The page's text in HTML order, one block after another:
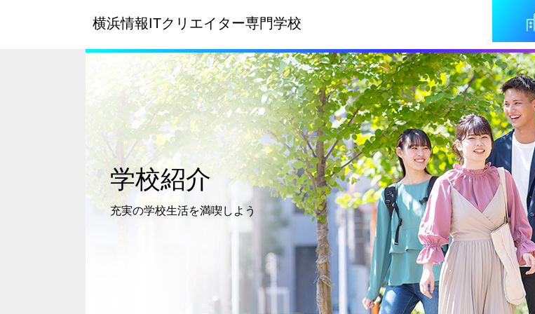
横浜情報ITクリエイター専門学校
学校紹介
充実の学校生活を満喫しよう